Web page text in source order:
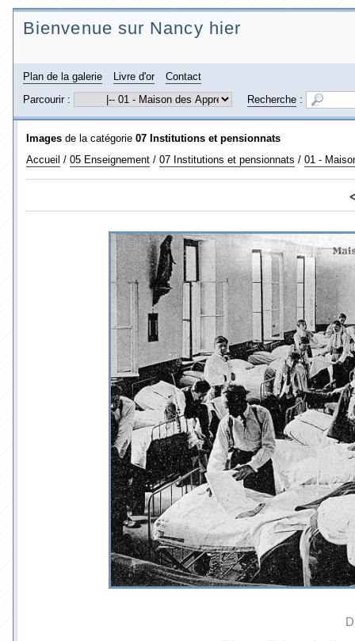
Bienvenue sur Nancy hier
Plan de la galerie Livre d'or
Contact
Parcourir :
Recherche :
Images de la catégorie 07 Institutions et pensionnats
Accueil / 05 Enseignement / 07 Institutions et pensionnats / 01 -